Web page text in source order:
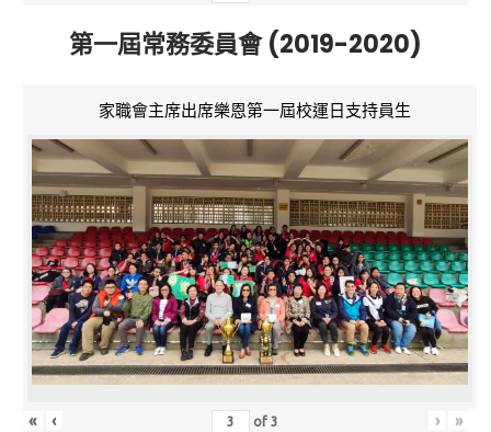
第一屆常務委員會 (2019-2020)
家職會主席出席樂恩第一屆校運日支持員生
« ‹ of3 › »